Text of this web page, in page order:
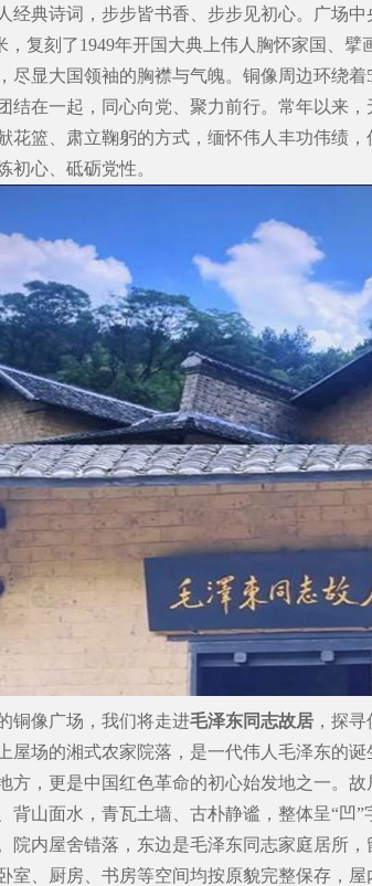
经典诗词，步步皆书香、步步见初心。广场
，复刻了1949年开国大典上伟人胸怀家国、擘
尽显大国领袖的胸襟与气魄。铜像周边环绕着
结在一起，同心向党、聚力前行。常年以来
花篮、肃立鞠躬的方式，缅怀伟人丰功伟绩
初心、砥砺党性。
铜像广场，我们将走进毛泽东同志故居，探寻
屋场的湘式农家院落，是一代伟人毛泽东的
方，更是中国红色革命的初心始发地之一。
背山面水，青瓦土墙、古朴静谧，整体呈“凹”
院内屋舍错落，东边是毛泽东同志家庭居所
室、厨房、书房等空间均按原貌完整保存，